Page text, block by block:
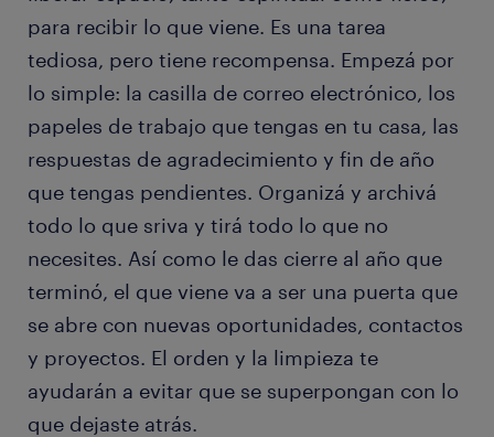
para recibir lo que viene. Es una tarea
tediosa, pero tiene recompensa. Empezá por
lo simple: la casilla de correo electrónico, los
papeles de trabajo que tengas en tu casa, las
respuestas de agradecimiento y fin de año
que tengas pendientes. Organizá y archivá
todo lo que sriva y tirá todo lo que no
necesites. Así como le das cierre al año que
terminó, el que viene va a ser una puerta que
se abre con nuevas oportunidades, contactos
y proyectos. El orden y la limpieza te
ayudarán a evitar que se superpongan con lo
que dejaste atrás.